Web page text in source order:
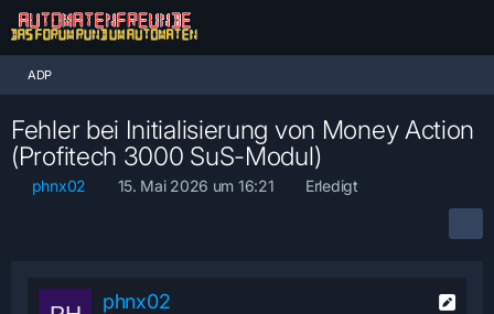
ADP
Fehler bei Initialisierung von Money Action
(Profitech 3000 SuS-Modul)
phnx02 15. Mai 2026 um 16:21 Erledigt
phnx02